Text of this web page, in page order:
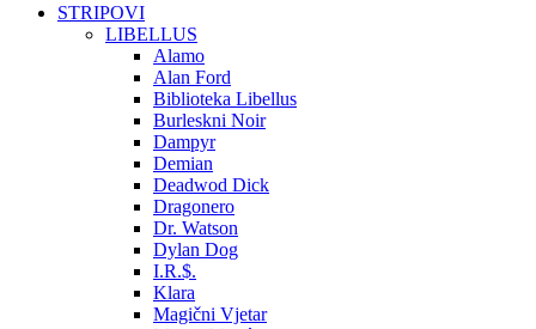
STRIPOVI
LIBELLUS
Alamo
Alan Ford
Biblioteka Libellus
Burleskni Noir
Dampyr
Demian
Deadwod Dick
Dragonero
Dr. Watson
Dylan Dog
I.R.$.
Klara
Magični Vjetar